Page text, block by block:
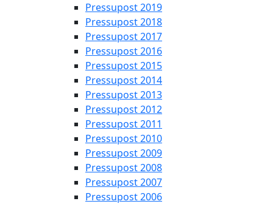
Pressupost 2019
Pressupost 2018
Pressupost 2017
Pressupost 2016
Pressupost 2015
Pressupost 2014
Pressupost 2013
Pressupost 2012
Pressupost 2011
Pressupost 2010
Pressupost 2009
Pressupost 2008
Pressupost 2007
Pressupost 2006